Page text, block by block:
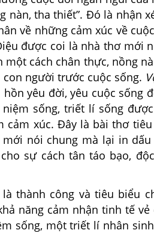
tha thiết”. Đó là nhận
về những cảm xúc về
được coi là nhà thơ mới
cách chân thực, nồng
người trước cuộc sống.
yêu đời, yêu cuộc sống
sống, triết lí sống
xúc. Đây là bài thơ
nói chung mà lại in dấu
sự cách tân táo bạo,
thành công và tiêu biểu
năng cảm nhận tinh tế vẻ
sống, một triết lí nhân